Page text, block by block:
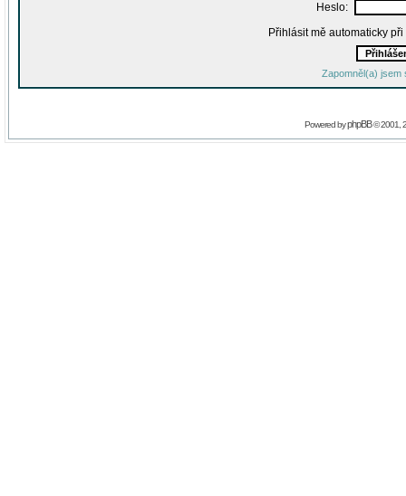
Heslo:
Přihlásit mě automaticky
Zapomněl(a) jsem
Powered byphpBB© 2001,